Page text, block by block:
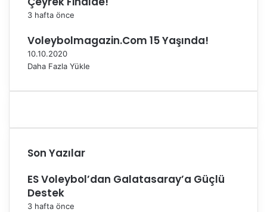
3 hafta önce
Voleybolmagazin.Com 15 Yaşında!
10.10.2020
Daha Fazla Yükle
Son Yazılar
ES Voleybol’dan Galatasaray’a Güçlü
Destek
3 hafta önce